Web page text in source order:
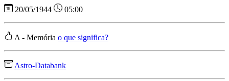
20/05/1944 05:00
A - Memória o que significa?
Astro-Databank